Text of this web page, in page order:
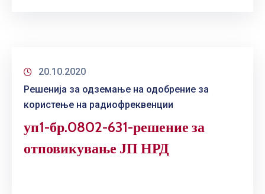
20.10.2020
Решенија за одземање на одобрение за
користење на радиофреквенции
уп1-бр.0802-631-решение за
отповикување ЈП НРД